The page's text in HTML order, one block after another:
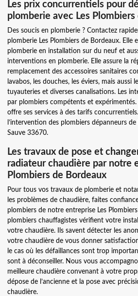
Les prix concurrentiels pour
plomberie avec Les Plombiers
Des soucis en plomberie ? Contactez
plomberie Les Plombiers de Bordeaux. Elle
plomberie en installation sur du neuf et
interventions en plomberie. Elle assure la
remplacement des accessoires sanitaires
lavabos, les douches, les éviers, mais aussi
tuyauteries et diverses canalisations. Les
par plombiers compétents et
offre ses services à des tarifs
l’intervention des plombiers dépanneurs de
Sauve 33670.
Les travaux de pose et
radiateur chaudière par notre
Plombiers de Bordeaux
Pour tous vos travaux de plomberie et
les problèmes de chaudière, faites
plombiers de notre entreprise Les
plombiers chauffagistes vérifient votre
votre chaudière. Ils savent détecter les
votre chaudière de vous donner
le cas où les défaillances sont trop
sont à déconseiller. Nous vous
meilleure chaudière convenant à votre
dépose de l’ancienne et la pose avec
chaudière.